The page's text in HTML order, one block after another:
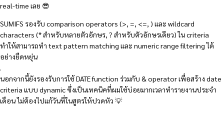
real-time เลย 😎
SUMIFS รองรับ comparison operators (>, =, <=, ) และ wildcard
characters (* สำหรับหลายตัวอักษร, ? สำหรับตัวอักษรเดียว) ใน criteria
ทำให้สามารถทำ text pattern matching และ numeric range filtering ได้
อย่างยืดหยุ่น
.
นอกจากนี้ยังรองรับการใช้ DATE function ร่วมกับ & operator เพื่อสร้าง date
criteria แบบ dynamic ซึ่งเป็นเทคนิคที่ผมใช้บ่อยมากเวลาทำรายงานประจำ
เดือน ไม่ต้องไปแก้วันที่ในสูตรให้ปวดหัว 💡